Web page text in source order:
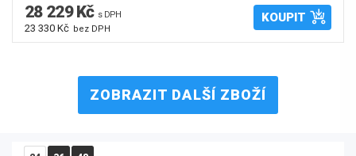
28 229 Kč s DPH
23 330 Kč bez DPH
KOUPIT
ZOBRAZIT DALŠÍ ZBOŽÍ